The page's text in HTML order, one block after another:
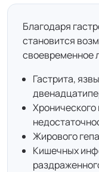
Благодаря
становится
своевременное
Гастрита,
Жирового
Кишечных